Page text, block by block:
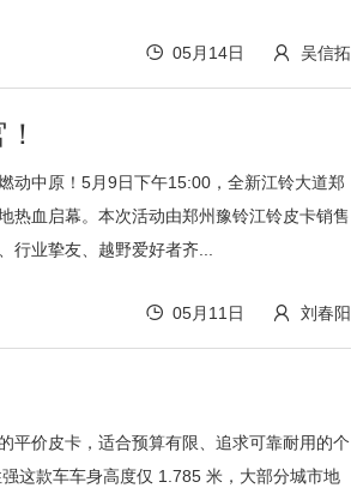
05月14日 吴信拓
动中原！5月9日下午15:00，全新江铃大道郑
热血启幕。本次活动由郑州豫铃江铃皮卡销售
行业挚友、越野爱好者齐...
05月11日 刘春阳
平价皮卡，适合预算有限、追求可靠耐用的个
这款车车身高度仅 1.785 米，大部分城市地
上